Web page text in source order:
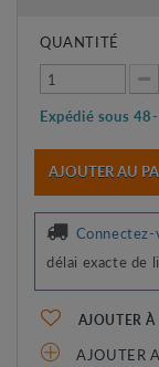
QUANTITÉ
Expédié sous
AJOUTER AU
Connectez-
délai exacte de
AJOUTER À
AJOUTER